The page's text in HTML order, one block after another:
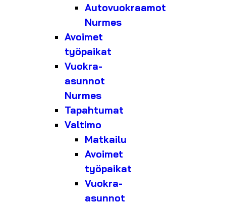
Autovuokraamot
Nurmes
Avoimet
työpaikat
Vuokra-
asunnot
Nurmes
Tapahtumat
Valtimo
Matkailu
Avoimet
työpaikat
Vuokra-
asunnot